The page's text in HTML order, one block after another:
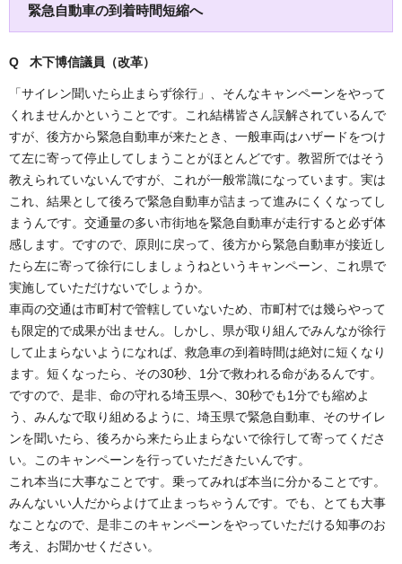
緊急自動車の到着時間短縮へ
Q 木下博信議員（改革）
「サイレン聞いたら止まらず徐行」、そんなキャンペーンをやって
くれませんかということです。これ結構皆さん誤解されているんで
すが、後方から緊急自動車が来たとき、一般車両はハザードをつけ
て左に寄って停止してしまうことがほとんどです。教習所ではそう
教えられていないんですが、これが一般常識になっています。実は
これ、結果として後ろで緊急自動車が詰まって進みにくくなってし
まうんです。交通量の多い市街地を緊急自動車が走行すると必ず体
感します。ですので、原則に戻って、後方から緊急自動車が接近し
たら左に寄って徐行にしましょうねというキャンペーン、これ県で
実施していただけないでしょうか。
車両の交通は市町村で管轄していないため、市町村では幾らやって
も限定的で成果が出ません。しかし、県が取り組んでみんなが徐行
して止まらないようになれば、救急車の到着時間は絶対に短くなり
ます。短くなったら、その30秒、1分で救われる命があるんです。
ですので、是非、命の守れる埼玉県へ、30秒でも1分でも縮めよ
う、みんなで取り組めるように、埼玉県で緊急自動車、そのサイレ
ンを聞いたら、後ろから来たら止まらないで徐行して寄ってくださ
い。このキャンペーンを行っていただきたいんです。
これ本当に大事なことです。乗ってみれば本当に分かることです。
みんないい人だからよけて止まっちゃうんです。でも、とても大事
なことなので、是非このキャンペーンをやっていただける知事のお
考え、お聞かせください。